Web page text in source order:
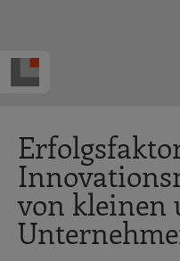
von kleinen